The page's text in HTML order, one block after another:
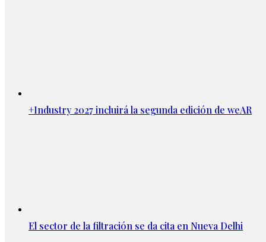
+Industry 2027 incluirá la segunda edición de weAR
El sector de la filtración se da cita en Nueva Delhi